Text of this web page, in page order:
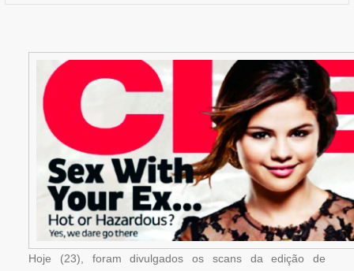
Hoje (23), foram divulgados os scans da edição de